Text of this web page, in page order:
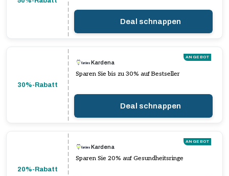
Deal schnappen
30%-Rabatt
ANGEBOT
Kardena
Sparen Sie bis zu 30% auf Bestseller
Deal schnappen
20%-Rabatt
ANGEBOT
Kardena
Sparen Sie 20% auf Gesundheitsringe